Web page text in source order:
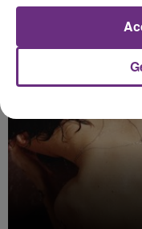
Empire State Of